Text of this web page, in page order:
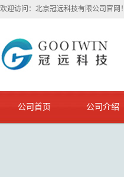
欢迎访问：北京冠远科技有限公司官网！
公司首页 公司介绍